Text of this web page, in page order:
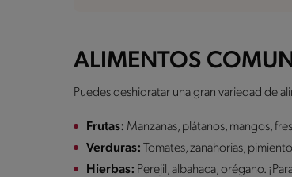
ALIMENTOS
Puedes deshidratar una gran variedad de
Frutas: Manzanas, plátanos, mangos,
Verduras: Tomates, zanahorias,
Hierbas: Perejil, albahaca, orégano.